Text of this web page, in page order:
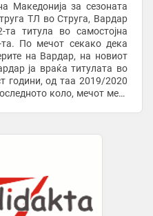
Македонија за сезоната
ТЛ во Струга, Вардар
титула во самостојна
По мечот секако дека
на Вардар, на новиот
ја враќа титулата во
години, од таа 2019/2020
коло, мечот меѓу